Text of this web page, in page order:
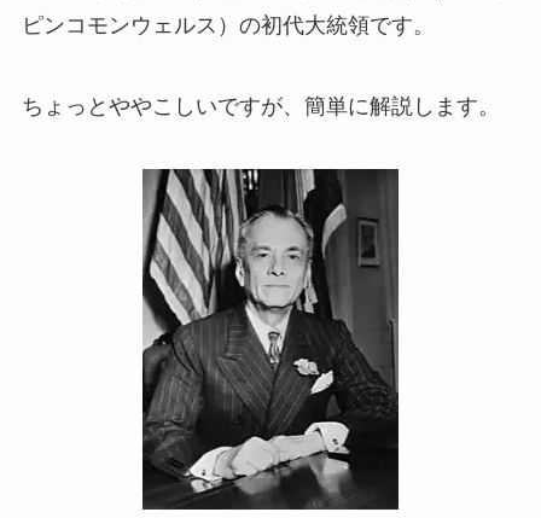
ピンコモンウェルス）の初代大統領です。
ちょっとややこしいですが、簡単に解説します。